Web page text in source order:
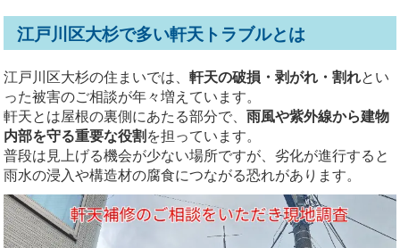
江戸川区大杉で多い軒天トラブルとは
江戸川区大杉の住まいでは、軒天の破損・剥がれ・割れとい
った被害のご相談が年々増えています。
軒天とは屋根の裏側にあたる部分で、雨風や紫外線から建物
内部を守る重要な役割 を担っています。
普段は見上げる機会が少ない場所ですが、劣化が進行すると
雨水の浸入や構造材の腐食につながる恐れがあります。